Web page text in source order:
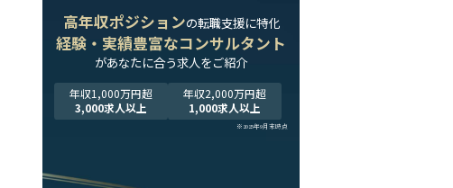
高年収ポジションの転職支援に特化
経験・実績豊富なコンサルタント
があなたに合う求人をご紹介
年収1,000万円超
3,000求人以上
年収2,000万円超
1,000求人以上
※2025年9月末時点